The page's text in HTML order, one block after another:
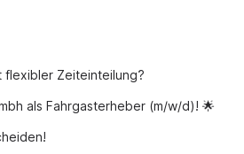
flexibler Zeiteinteilung?
als Fahrgasterheber (m/w/d)! 🌟